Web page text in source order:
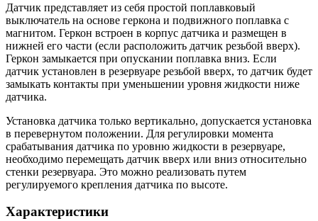
Датчик представляет из себя простой поплавковый
выключатель на основе геркона и подвижного поплавка с
магнитом. Геркон встроен в корпус датчика и размещен в
нижней его части (если расположить датчик резьбой вверх).
Геркон замыкается при опускании поплавка вниз. Если
датчик установлен в резервуаре резьбой вверх, то датчик будет
замыкать контакты при уменьшении уровня жидкости ниже
датчика.
Установка датчика только вертикально, допускается установка
в перевернутом положении. Для регулировки момента
срабатывания датчика по уровню жидкости в резервуаре,
необходимо перемещать датчик вверх или вниз относительно
стенки резервуара. Это можно реализовать путем
регулируемого крепления датчика по высоте.
Характеристики